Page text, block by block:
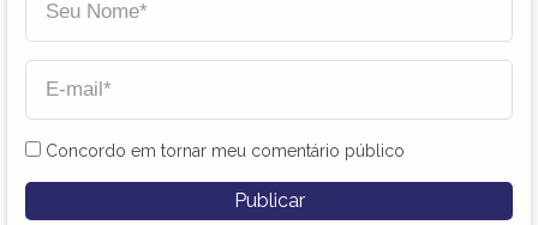
Concordo em tornar meu comentário público